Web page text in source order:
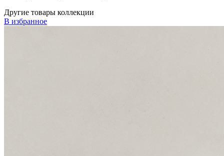
Другие товары коллекции
В избранное